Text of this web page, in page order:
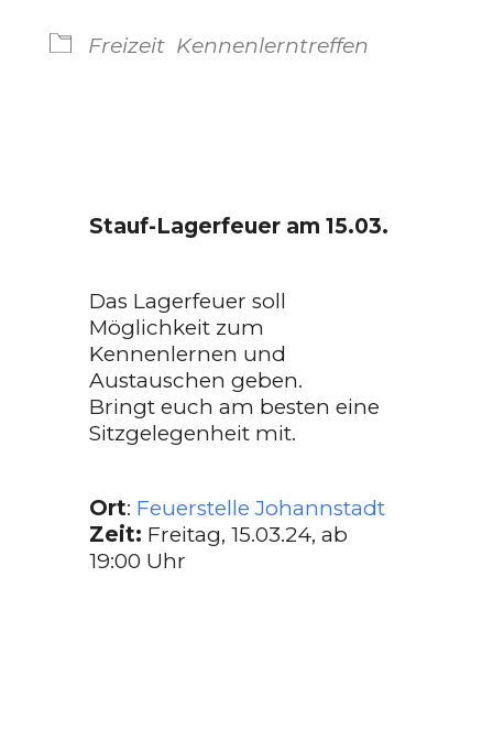
Freizeit Kennenlerntreffen
Stauf-Lagerfeuer am 15.03.
Das Lagerfeuer soll
Möglichkeit zum
Kennenlernen und
Austauschen geben.
Bringt euch am besten eine
Sitzgelegenheit mit.
Ort: Feuerstelle Johannstadt
Zeit: Freitag, 15.03.24, ab
19:00 Uhr